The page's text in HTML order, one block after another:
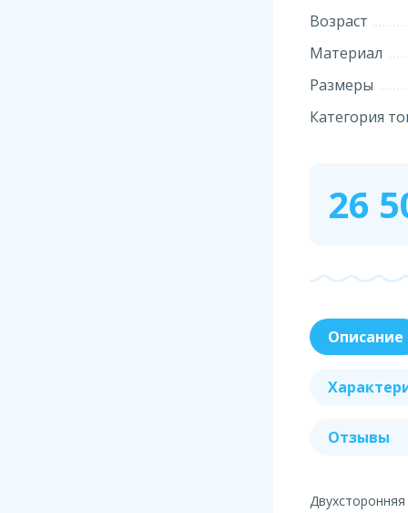
Возраст
Материал
Размеры
Категория
26
Описание
Отзывы